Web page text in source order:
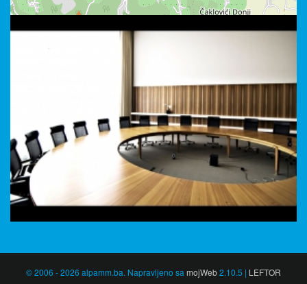
© 2006 - 2026 alpamm.ba. Napravljeno sa mojWeb2.10.5 | LEFTOR